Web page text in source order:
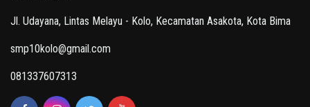
Jl. Udayana, Lintas Melayu - Kolo, Kecamatan Asakota, Kota Bima
smp10kolo@gmail.com
081337607313